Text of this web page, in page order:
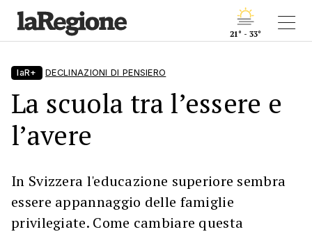
21° - 33°
laR+ DECLINAZIONI DI PENSIERO
La scuola tra l’essere e
l’avere
In Svizzera l'educazione superiore sembra
essere appannaggio delle famiglie
privilegiate. Come cambiare questa